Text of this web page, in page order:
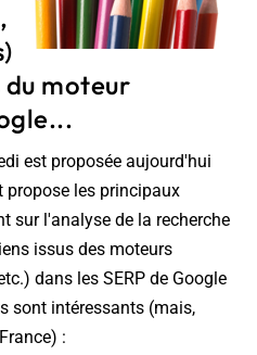
du moteur
est proposée aujourd'hui
propose les principaux
sur l'analyse de la recherche
issus des moteurs
dans les SERP de Google
sont intéressants (mais,
: